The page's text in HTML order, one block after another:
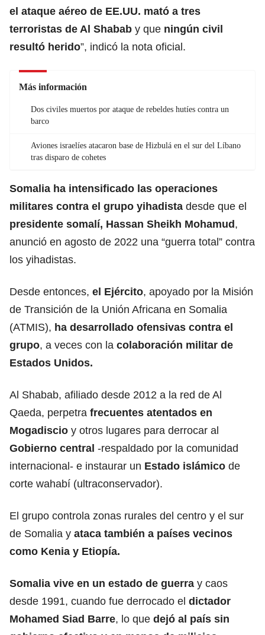
el ataque aéreo de EE.UU. mató a tres
terroristas de Al Shabab y que ningún civil
resultó herido”, indicó la nota oficial.
Más información
Dos civiles muertos por ataque de rebeldes hutíes contra un
barco
Aviones israelíes atacaron base de Hizbulá en el sur del Líbano
tras disparo de cohetes
Somalia ha intensificado las operaciones
militares contra el grupo yihadista desde que el
presidente somalí, Hassan Sheikh Mohamud,
anunció en agosto de 2022 una “guerra total” contra
los yihadistas.
Desde entonces, el Ejército, apoyado por la Misión
de Transición de la Unión Africana en Somalia
(ATMIS), ha desarrollado ofensivas contra el
grupo, a veces con la colaboración militar de
Estados Unidos.
Al Shabab, afiliado desde 2012 a la red de Al
Qaeda, perpetra frecuentes atentados en
Mogadiscio y otros lugares para derrocar al
Gobierno central -respaldado por la comunidad
internacional- e instaurar un Estado islámico de
corte wahabí (ultraconservador).
El grupo controla zonas rurales del centro y el sur
de Somalia y ataca también a países vecinos
como Kenia y Etiopía.
Somalia vive en un estado de guerra y caos
desde 1991, cuando fue derrocado el dictador
Mohamed Siad Barre, lo que dejó al país sin